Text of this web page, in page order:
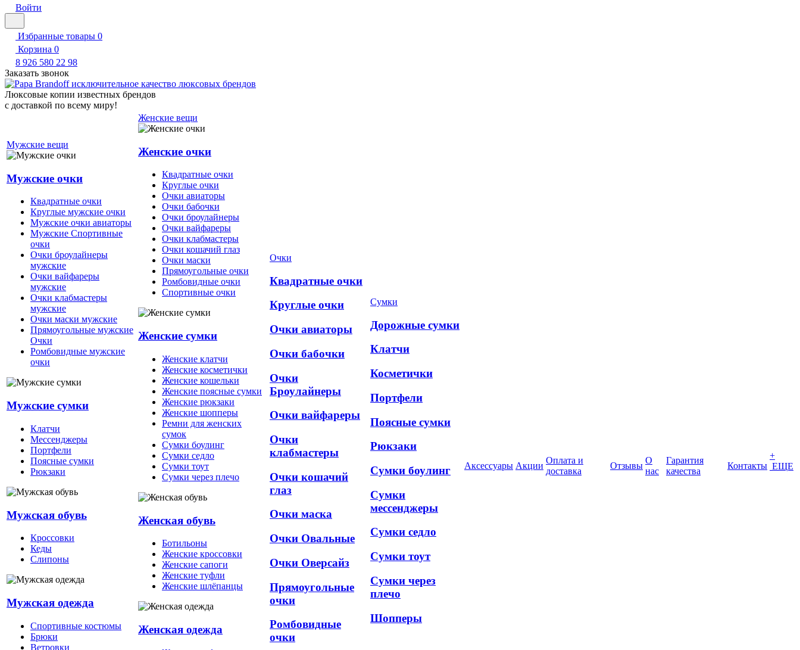
Войти
Избранные товары 0
Корзина 0
8 926 580 22 98
Заказать звонок
Люксовые копии известных брендов
с доставкой по всему миру!
Мужские вещи
Мужские очки
Квадратные очки
Круглые мужские очки
Мужские очки авиаторы
Мужские Спортивные
очки
Очки броулайнеры
мужские
Очки вайфареры
мужские
Очки клабмастеры
мужские
Очки маски мужские
Прямоугольные мужские
Очки
Ромбовидные мужские
очки
Мужские сумки
Клатчи
Мессенджеры
Портфели
Поясные сумки
Рюкзаки
Мужская обувь
Кроссовки
Кеды
Слипоны
Мужская одежда
Спортивные костюмы
Брюки
Ветровки
Женские вещи
Женские очки
Квадратные очки
Круглые очки
Очки авиаторы
Очки бабочки
Очки броулайнеры
Очки вайфареры
Очки клабмастеры
Очки кошачий глаз
Очки маски
Прямоугольные очки
Ромбовидные очки
Спортивные очки
Женские сумки
Женские клатчи
Женские косметички
Женские кошельки
Женские поясные сумки
Женские рюкзаки
Женские шопперы
Ремни для женских
сумок
Сумки боулинг
Сумки седло
Сумки тоут
Сумки через плечо
Женская обувь
Ботильоны
Женские кроссовки
Женские сапоги
Женские туфли
Женские шлёпанцы
Женская одежда
Очки
Квадратные очки
Круглые очки
Очки авиаторы
Очки бабочки
Очки
Броулайнеры
Очки вайфареры
Очки
клабмастеры
Очки кошачий
глаз
Очки маска
Очки Овальные
Очки Оверсайз
Прямоугольные
очки
Ромбовидные
очки
Сумки
Дорожные сумки
Клатчи
Косметички
Портфели
Поясные сумки
Рюкзаки
Сумки боулинг
Сумки
мессенджеры
Сумки седло
Сумки тоут
Сумки через
плечо
Шопперы
Аксессуары Акции
Оплата и
доставка
Отзывы
О
нас
Гарантия
качества
Контакты
+
ЕЩЕ